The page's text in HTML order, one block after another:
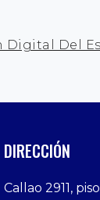
Digital Del
DIRECCIÓN
Callao 2911,